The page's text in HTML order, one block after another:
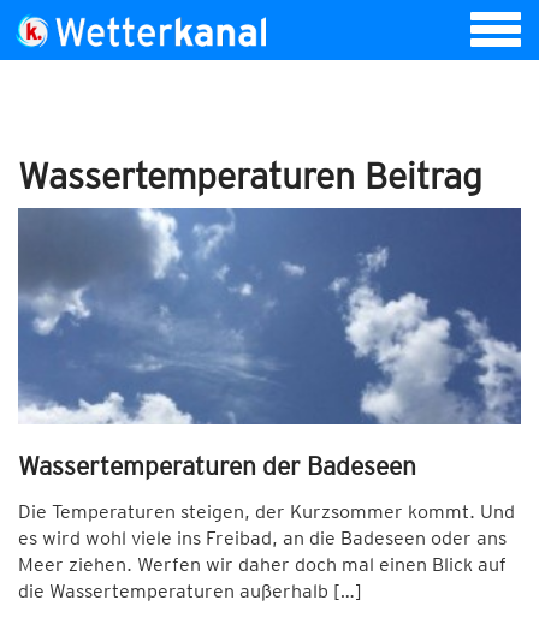
Wassertemperaturen Beitrag
Wassertemperaturen der Badeseen
Die Temperaturen steigen, der Kurzsommer kommt. Und
es wird wohl viele ins Freibad, an die Badeseen oder ans
Meer ziehen. Werfen wir daher doch mal einen Blick auf
die Wassertemperaturen außerhalb […]